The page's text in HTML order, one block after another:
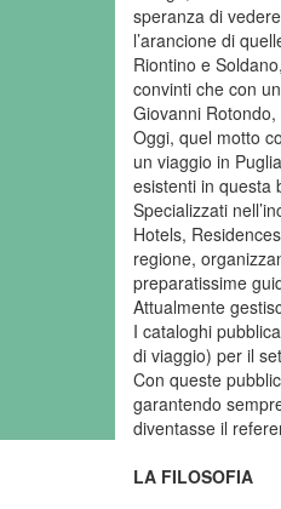
speranza di
l’arancione di
Riontino e
convinti che con
Giovanni
Oggi, quel motto
un viaggio in
esistenti in questa
Specializzati
Hotels,
regione,
preparatissime
Attualmente
I cataloghi
di viaggio) per il
Con queste
garantendo
diventasse il
LA FILOSOFIA